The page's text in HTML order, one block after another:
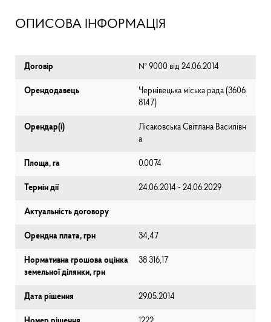
ОПИСОВА ІНФОРМАЦІЯ
Договір № 9000 від 24.06.2014
Орендодавець
Чернівецька міська рада (⁨3606
8147⁩)
Орендар(і)
Лісаковська Світлана Василівн
а
Площа, га 0.0074
Термін дії 24.06.2014 - 24.06.2029
Актуальність договору
Орендна плата, грн 34,47
Нормативна грошова оцінка
земельної ділянки, грн
38 316,17
Дата рішення 29.05.2014